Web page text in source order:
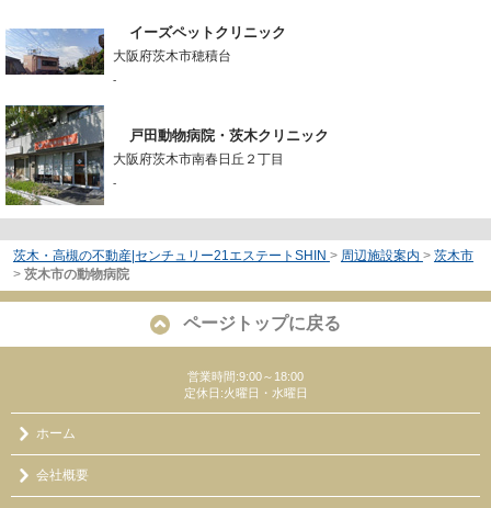
イーズペットクリニック
大阪府茨木市穂積台
-
戸田動物病院・茨木クリニック
大阪府茨木市南春日丘２丁目
-
茨木・高槻の不動産|センチュリー21エステートSHIN > 周辺施設案内 > 茨木市
> 茨木市の動物病院
ページトップに戻る
営業時間:9:00～18:00
定休日:火曜日・水曜日
ホーム
会社概要